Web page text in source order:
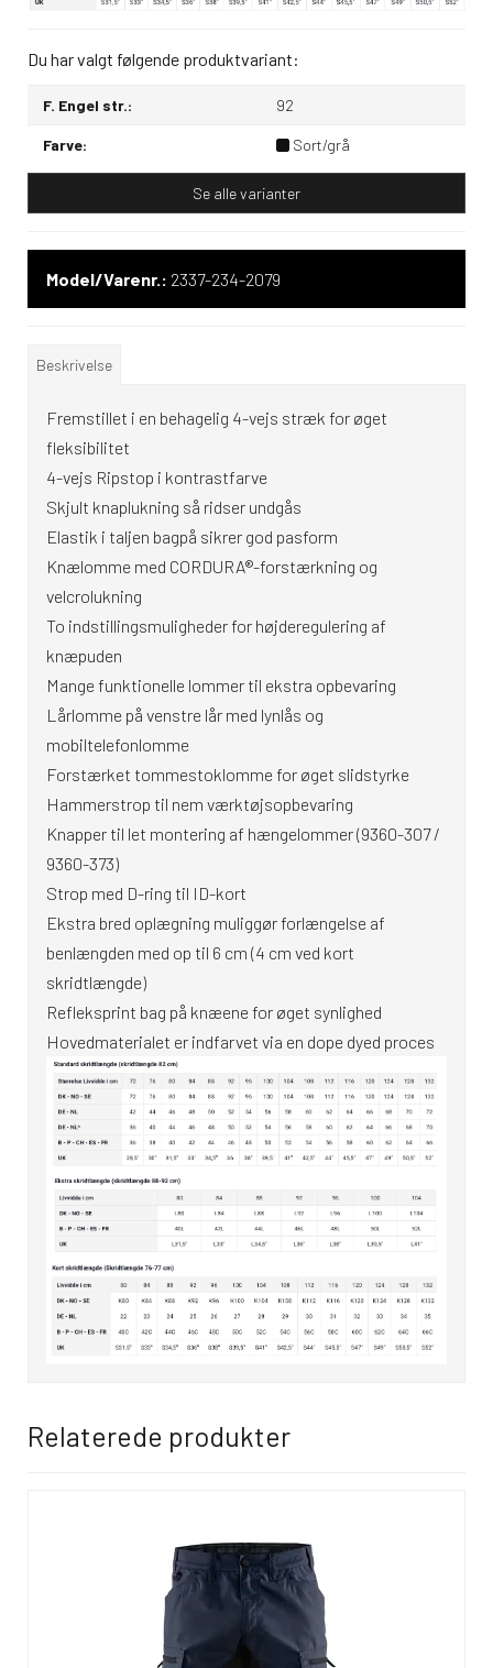
Du har valgt følgende produktvariant:
F. Engel str.: 92
Farve: Sort/grå
Se alle varianter
Model/Varenr.: 2337-234-2079
Beskrivelse
Fremstillet i en behagelig 4-vejs stræk for øget
fleksibilitet
4-vejs Ripstop i kontrastfarve
Skjult knaplukning så ridser undgås
Elastik i taljen bagpå sikrer god pasform
Knælomme med CORDURA®-forstærkning og
velcrolukning
To indstillingsmuligheder for højderegulering af
knæpuden
Mange funktionelle lommer til ekstra opbevaring
Lårlomme på venstre lår med lynlås og
mobiltelefonlomme
Forstærket tommestoklomme for øget slidstyrke
Hammerstrop til nem værktøjsopbevaring
Knapper til let montering af hængelommer (9360-307 /
9360-373)
Strop med D-ring til ID-kort
Ekstra bred oplægning muliggør forlængelse af
benlængden med op til 6 cm (4 cm ved kort
skridtlængde)
Refleksprint bag på knæene for øget synlighed
Hovedmaterialet er indfarvet via en dope dyed proces
Relaterede produkter